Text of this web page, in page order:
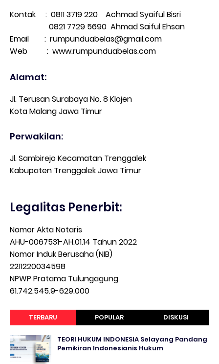
Kontak : 0811 3719 220 Achmad Syaiful Bisri
0821 7729 5690 Ahmad Saiful Ehsan
Email : rumpunduabelas@gmail.com
Web
: www.rumpunduabelas.com
Alamat:
Jl. Terusan Surabaya No. 8 Klojen
Kota Malang Jawa Timur
Perwakilan:
Jl. Sambirejo Kecamatan Trenggalek
Kabupaten Trenggalek Jawa Timur
Legalitas Penerbit:
Nomor Akta Notaris
AHU-0067531-AH.01.14 Tahun 2022
Nomor Induk Berusaha (NIB)
2211220034598
NPWP Pratama Tulungagung
61.742.545.9-629.000
TERBARU POPULAR DISKUSI
TEORI HUKUM INDONESIA Selayang Pandang
Pemikiran Indonesianis Hukum